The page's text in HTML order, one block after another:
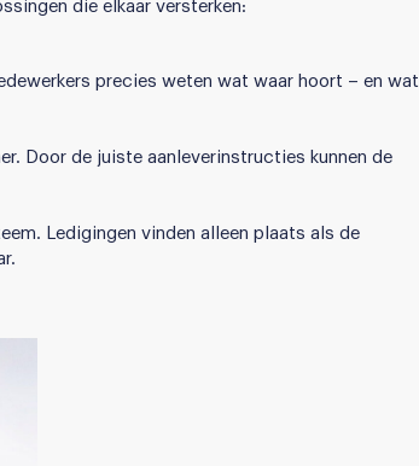
die elkaar versterken:
precies weten wat waar hoort – en wat
Door de juiste aanleverinstructies kunnen de
Ledigingen vinden alleen plaats als de